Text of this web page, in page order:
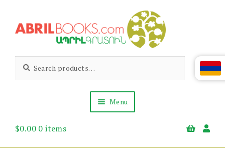
to
to
Abril
Books
Living
Armenian
for:
Menu
$0.00 0 items